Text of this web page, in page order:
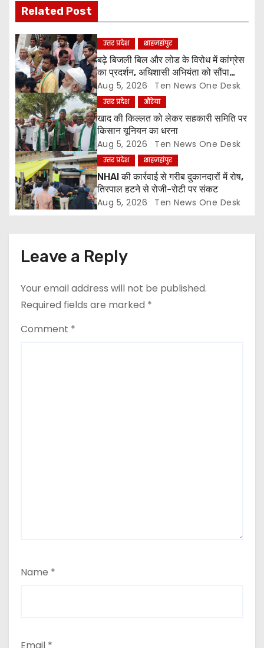
g
a
t
i
o
n
Related Post
उत्तर प्रदेश शाहजहांपुर
बढ़े बिजली बिल और लोड के विरोध में कांग्रेस
का प्रदर्शन, अधिशासी अभियंता को सौंपा
ज्ञापन
Aug 5, 2026 Ten News One Desk
उत्तर प्रदेश औरेया
खाद की किल्लत को लेकर सहकारी समिति पर
किसान यूनियन का धरना
Aug 5, 2026 Ten News One Desk
उत्तर प्रदेश शाहजहांपुर
NHAI की कार्रवाई से गरीब दुकानदारों में रोष,
तिरपाल हटने से रोजी-रोटी पर संकट
Aug 5, 2026 Ten News One Desk
Leave a Reply
Your email address will not be published.
Required fields are marked *
Comment *
Name *
Email *